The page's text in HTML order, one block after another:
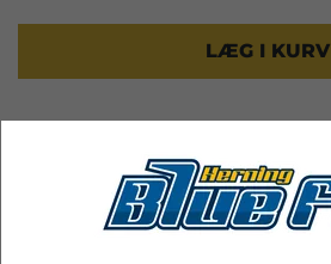
LÆG I KURV
RELATEREDE PRODUKTER